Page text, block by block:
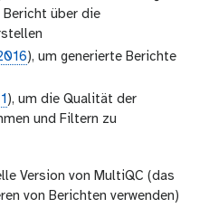
Bericht über die
), um generierte Berichte
), um die Qualität der
und Filtern zu
Version von MultiQC (das
von Berichten verwenden)